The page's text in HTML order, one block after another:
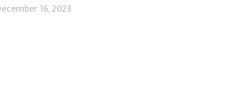
16, 2023